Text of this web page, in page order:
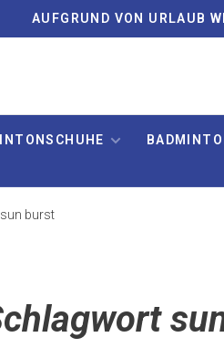
AUFGRUND VON URLAUB
sun burst